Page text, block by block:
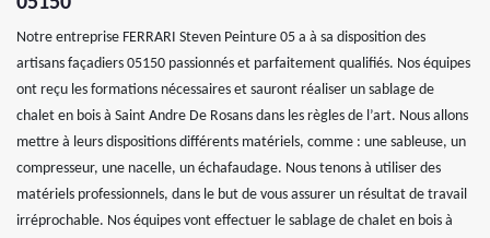
Notre entreprise FERRARI Steven Peinture 05 a à sa disposition des
artisans façadiers 05150 passionnés et parfaitement qualifiés. Nos équipes
ont reçu les formations nécessaires et sauront réaliser un sablage de
chalet en bois à Saint Andre De Rosans dans les règles de l’art. Nous allons
mettre à leurs dispositions différents matériels, comme : une sableuse, un
compresseur, une nacelle, un échafaudage. Nous tenons à utiliser des
matériels professionnels, dans le but de vous assurer un résultat de travail
irréprochable. Nos équipes vont effectuer le sablage de chalet en bois à